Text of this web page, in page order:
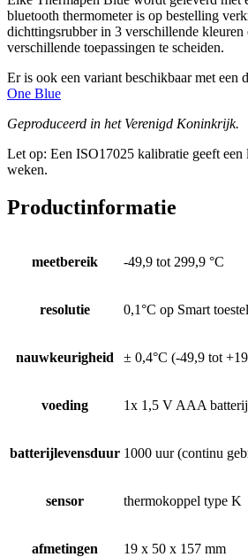
bluetooth thermometer is op bestelling
dichttingsrubber in 3 verschillende
verschillende toepassingen te scheiden.
Er is ook een variant beschikbaar met een
One Blue
Geproduceerd in het Verenigd Koninkrijk.
Let op: Een ISO17025 kalibratie geeft een
weken.
Productinformatie
meetbereik -49,9 tot 299,9 °C
resolutie 0,1°C op Smart toestel
nauwkeurigheid ± 0,4°C (-49,9 tot
voeding 1x 1,5 V AAA batterij
batterijlevensduur 1000 uur (continu
sensor thermokoppel type K
afmetingen 19 x 50 x 157 mm